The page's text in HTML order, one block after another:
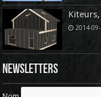
2014-
Newsletters